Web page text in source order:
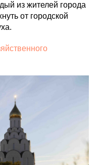
из жителей города
от городской